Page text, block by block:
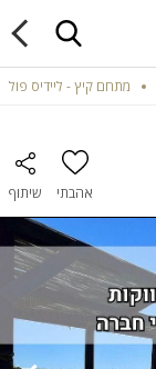
מתחם קיץ - ליידיס פול
אהבתי שיתוף